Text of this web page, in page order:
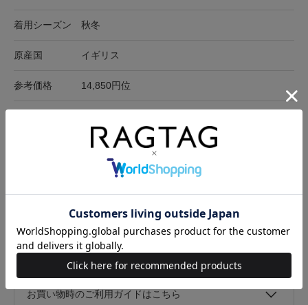
着用シーズン 秋冬
原産国 イギリス
参考価格 14,850円位
サイズの測り方について
キャンセル・返品について
お買い物時のご利用ガイドはこちら